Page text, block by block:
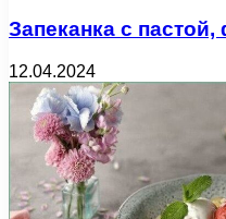
Запеканка с
12.04.2024